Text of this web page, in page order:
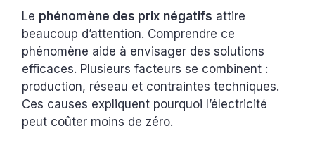
Le phénomène des prix négatifs attire
beaucoup d’attention. Comprendre ce
phénomène aide à envisager des solutions
efficaces. Plusieurs facteurs se combinent :
production, réseau et contraintes techniques.
Ces causes expliquent pourquoi l’électricité
peut coûter moins de zéro.